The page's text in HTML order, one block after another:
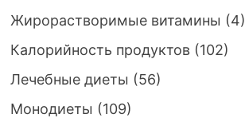
Жирорастворимые витамины (4)
Калорийность продуктов(102)
Лечебные диеты (56)
Монодиеты (109)